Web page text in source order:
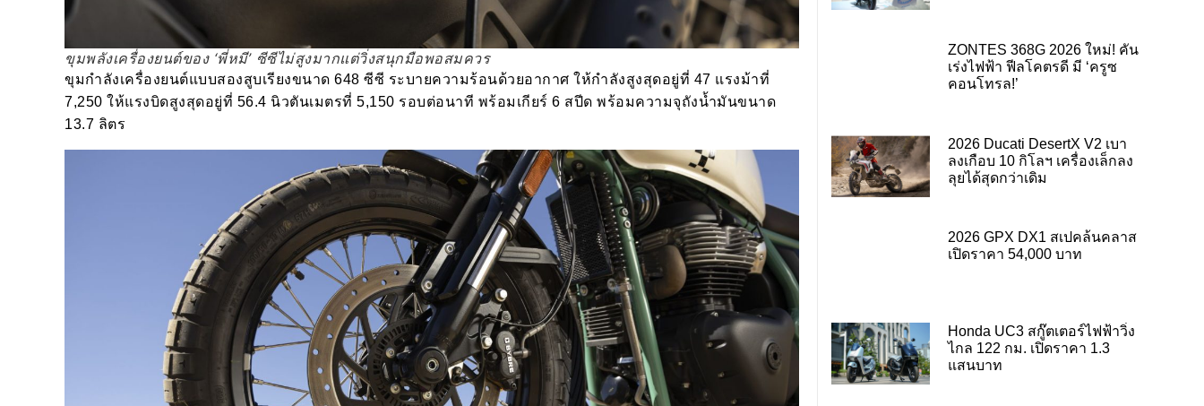
ขุมพลังเครื่องยนต์ของ ‘พี่หมี’ ซีซีไม่สูงมากแต่วิ่งสนุกมือพอสมควร
ขุมกำลังเครื่องยนต์แบบสองสูบเรียงขนาด 648 ซีซี ระบายความร้อนด้วยอากาศ ให้กำลังสูงสุดอยู่ที่ 47 แรงม้าที่
7,250 ให้แรงบิดสูงสุดอยู่ที่ 56.4 นิวตันเมตรที่ 5,150 รอบต่อนาที พร้อมเกียร์ 6 สปีด พร้อมความจุถังน้ำมันขนาด
13.7 ลิตร
ZONTES 368G 2026 ใหม่! คัน
เร่งไฟฟ้า ฟีลโคตรดี มี ‘ครูซ
คอนโทรล!’
2026 Ducati DesertX V2 เบา
ลงเกือบ 10 กิโลฯ เครื่องเล็กลง
ลุยได้สุดกว่าเดิม
2026 GPX DX1 สเปคล้นคลาส
เปิดราคา 54,000 บาท
Honda UC3 สกู๊ตเตอร์ไฟฟ้าวิ่ง
ไกล 122 กม. เปิดราคา 1.3
แสนบาท